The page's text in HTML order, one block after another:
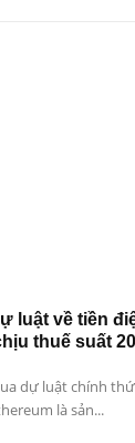
luật về tiền
thuế suất
dự luật chính
là sản...